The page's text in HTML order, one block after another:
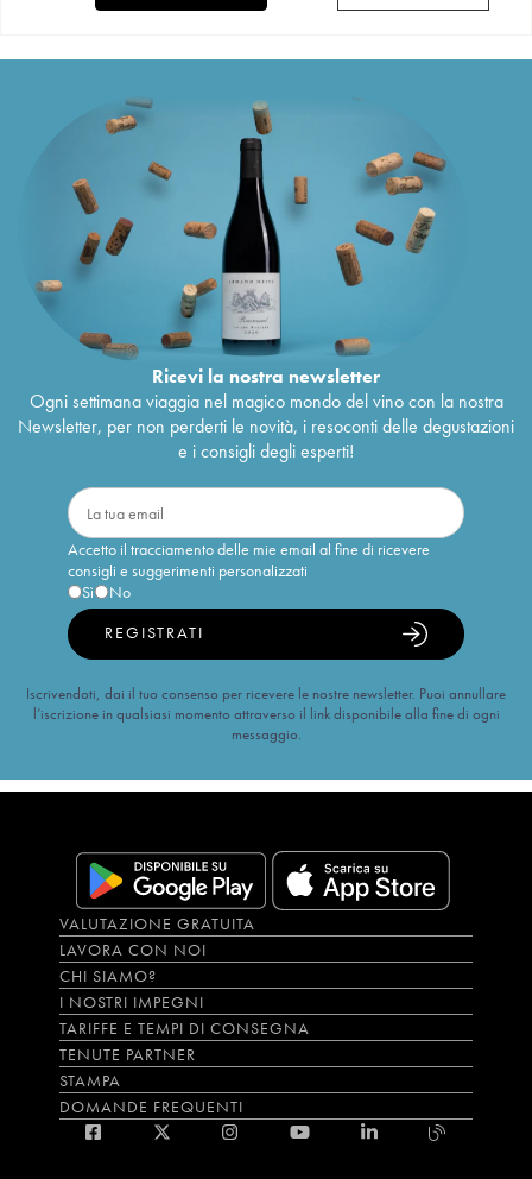
Ricevi la nostra newsletter
Ogni settimana viaggia nel magico mondo del vino con la nostra
Newsletter, per non perderti le novità, i resoconti delle degustazioni
e i consigli degli esperti!
Accetto il tracciamento delle mie email al fine di ricevere
consigli e suggerimenti personalizzati
Sì
No
REGISTRATI
Iscrivendoti, dai il tuo consenso per ricevere le nostre newsletter. Puoi annullare
l’iscrizione in qualsiasi momento attraverso il link disponibile alla fine di ogni
messaggio.
VALUTAZIONE GRATUITA
LAVORA CON NOI
CHI SIAMO?
I NOSTRI IMPEGNI
TARIFFE E TEMPI DI CONSEGNA
TENUTE PARTNER
STAMPA
DOMANDE FREQUENTI